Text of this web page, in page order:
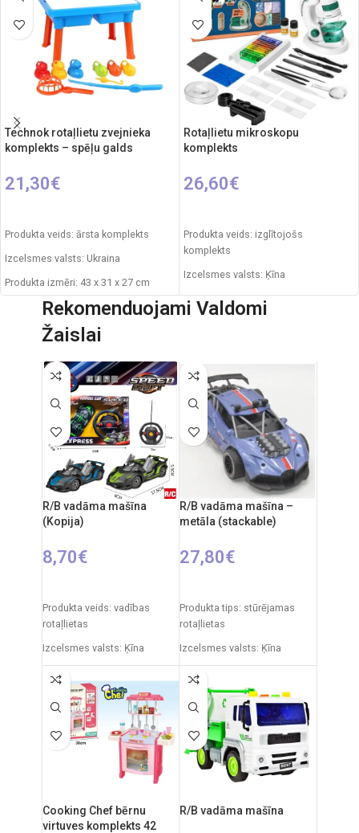
Technok rotaļlietu zvejnieka
komplekts – spēļu galds
21,30€
Produkta veids: ārsta komplekts
Izcelsmes valsts: Ukraina
Produkta izmēri: 43 x 31 x 27 cm
Svars: 2,1 kg
Produkta materiāls: plastmasa
Rotaļlietu mikroskopu
komplekts
26,60€
Produkta veids: izglītojošs
komplekts
Izcelsmes valsts: Ķīna
Iepakojuma izmēri: 40 x 8 x 29 cm
Rekomenduojami Valdomi
Žaislai
R/B vadāma mašīna
(Kopija)
8,70€
Produkta veids: vadības
rotaļlietas
Izcelsmes valsts: Ķīna
Iepakojuma izmēri: 31 x 7 x
25 cm
Automašīnas izmēri: 20 x 9
cm
Ieteicamais vecums: no 3
2xAA tālvadības pults + 4xAA
automašīnai.
R/B vadāma mašīna –
metāla (stackable)
27,80€
Produkta tips: stūrējamas
rotaļlietas
Izcelsmes valsts: Ķīna
Iepakojuma izmēri: 33 x 18 x
16 cm
Automašīnas garums: 30 cm
Frekvence: 2.4GHz
Tālvadības pults: 2xAA
Cooking Chef bērnu
virtuves komplekts 42
R/B vadāma mašīna